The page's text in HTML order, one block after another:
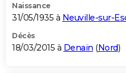
Naissance
31/05/1935 à Neuville-sur-
Décès
18/03/2015 à Denain (Nord)